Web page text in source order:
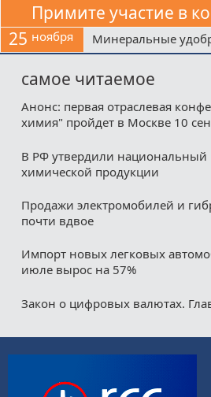
Примите участие в
25 ноября Минеральные
самое читаемое
Анонс: первая отраслевая
химия" пройдет в Москве 10
В РФ утвердили национальный
химической продукции
Продажи электромобилей и
почти вдвое
Импорт новых легковых
июле вырос на 57%
Закон о цифровых валютах.